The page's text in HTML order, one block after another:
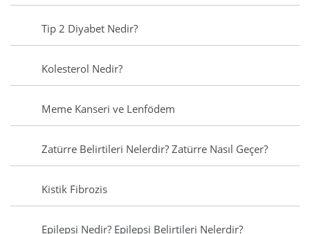
Tip 2 Diyabet Nedir?
Kolesterol Nedir?
Meme Kanseri ve Lenfödem
Zatürre Belirtileri Nelerdir? Zatürre Nasıl Geçer?
Kistik Fibrozis
Epilepsi Nedir? Epilepsi Belirtileri Nelerdir?